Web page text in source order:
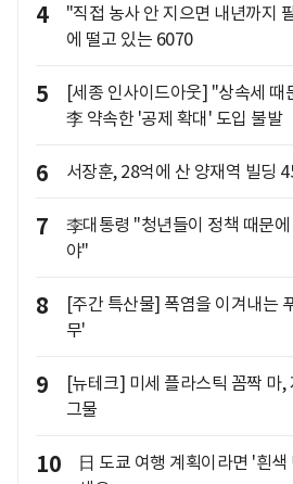
4
"직접 농사 안 지으면 내년까지
에 떨고 있는 6070
5
[세종 인사이드아웃] "상속세 때
李 약속한 '공제 확대' 도입 불발
6 서장훈, 28억에 산 양재역 빌딩
7
李대통령 "청년들이 정책 때문
야"
8
[주간 특산물] 폭염을 이겨내는
무'
9
[뉴테크] 미세 플라스틱 꼼짝 마,
그물
10
日 도쿄 여행 계획이라면 '흰